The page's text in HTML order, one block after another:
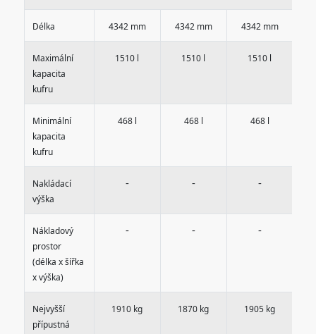
Délka 4342 mm 4342 mm 4342 mm
Maximální
kapacita
kufru
1510 l 1510 l 1510 l
Minimální
kapacita
kufru
468 l 468 l 468 l
Nakládací
výška
- - -
Nákladový
prostor
(délka x šířka
x výška)
- - -
Nejvyšší
přípustná
1910 kg 1870 kg 1905 kg